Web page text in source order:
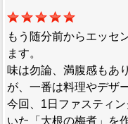
もう随分前からエッセ
ます。
味は勿論、満腹感もあ
が、一番は料理やデザ
今回、1日ファスティ
いた「大根の梅煮」を